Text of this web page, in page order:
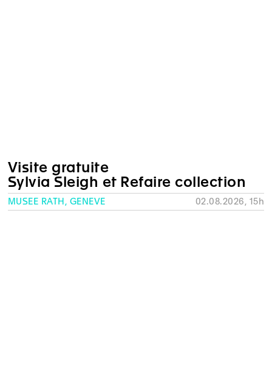
Visite gratuite
Sylvia Sleigh et Refaire collection
MUSÉE RATH, GENÈVE 02.08.2026, 15h